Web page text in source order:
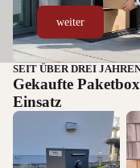
weiter
SEIT ÜBER DREI
Gekaufte
Einsatz